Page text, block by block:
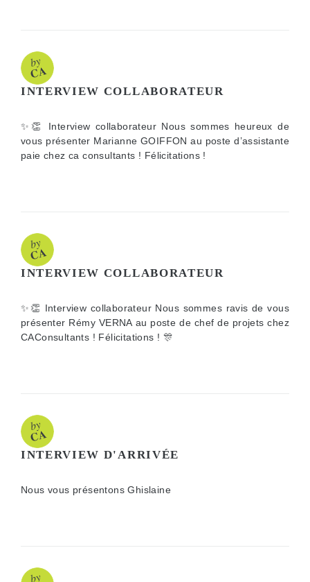
INTERVIEW COLLABORATEUR
✨👏 Interview collaborateur Nous sommes heureux de
vous présenter Marianne GOIFFON au poste d’assistante
paie chez ca consultants ! Félicitations !
INTERVIEW COLLABORATEUR
✨👏 Interview collaborateur Nous sommes ravis de vous
présenter Rémy VERNA au poste de chef de projets chez
CAConsultants ! Félicitations ! 🎊
INTERVIEW D'ARRIVÉE
Nous vous présentons Ghislaine